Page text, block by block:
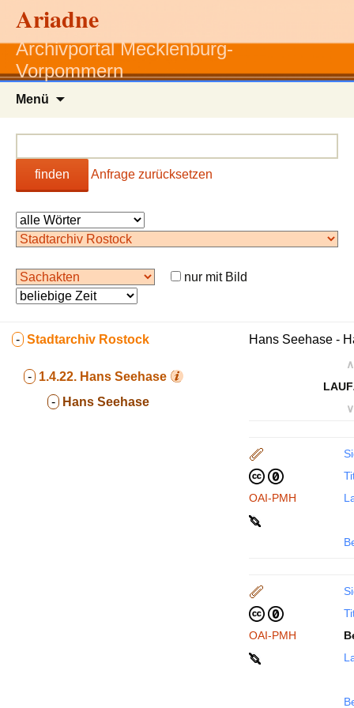
Ariadne
Archivportal Mecklenburg-
Vorpommern
Menü
finden Anfrage zurücksetzen
nur mit Bild
- Stadtarchiv Rostock
- 1.4.22. Hans Seehase
- Hans Seehase
Hans Seehase -
∧
∨
OAI-PMH
OAI-PMH